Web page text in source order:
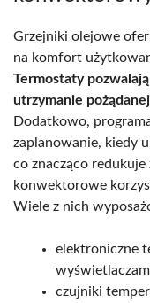
Grzejniki olejowe
na komfort
Termostaty
utrzymanie
Dodatkowo,
zaplanowanie, kiedy
co znacząco
konwektorowe
Wiele z nich
elektroniczne
czujniki